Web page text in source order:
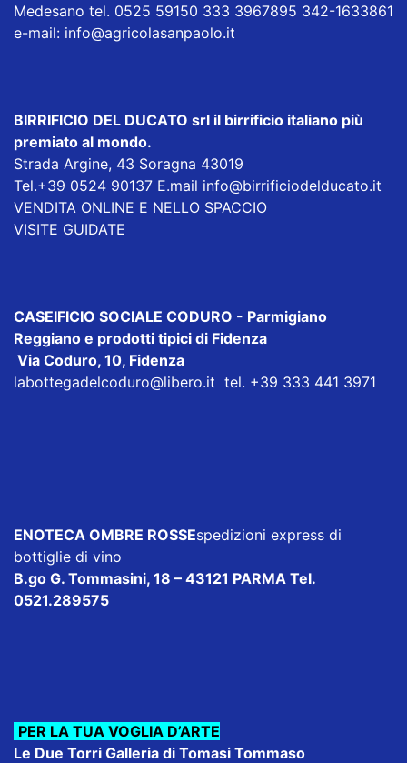
Medesano tel. 0525 59150 333 3967895 342-1633861
e-mail: info@agricolasanpaolo.it
BIRRIFICIO DEL DUCATO srl il birrificio italiano più
premiato al mondo.
Strada Argine, 43 Soragna 43019
Tel.+39 0524 90137 E.mail info@birrificiodelducato.it
VENDITA ONLINE E NELLO SPACCIO
VISITE GUIDATE
CASEIFICIO SOCIALE CODURO - Parmigiano
Reggiano e prodotti tipici di Fidenza
Via Coduro, 10, Fidenza
labottegadelcoduro@libero.it tel. +39 333 441 3971
ENOTECA OMBRE ROSSEspedizioni express di
bottiglie di vino
B.go G. Tommasini, 18 – 43121 PARMA Tel.
0521.289575
PER LA TUA VOGLIA D’ARTE
Le Due Torri Galleria di Tomasi Tommaso